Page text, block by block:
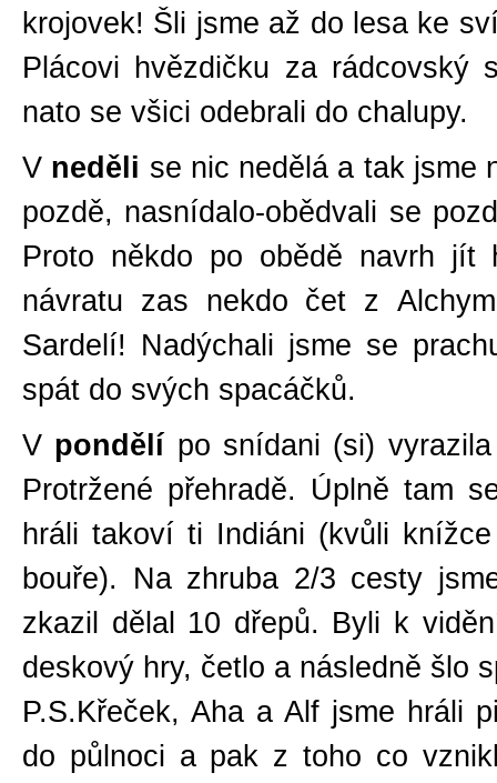
krojovek! Šli jsme až do lesa ke
Plácovi hvězdičku za
nato se všici odebrali do chalupy.
V neděli se nic nedělá a tak jsme
pozdě, nasnídalo-obědvali se
Proto někdo po obědě navrh jít
návratu zas nekdo čet z
Sardelí! Nadýchali jsme se
spát do svých spacáčků.
V pondělí po snídani (si)
Protržené přehradě. Úplně tam
hráli takoví ti Indiáni (kvůli
bouře). Na zhruba 2/3 cesty
zkazil dělal 10 dřepů. Byli k
deskový hry, četlo a následně šlo
P.S.Křeček, Aha a Alf jsme hráli
do půlnoci a pak z toho co